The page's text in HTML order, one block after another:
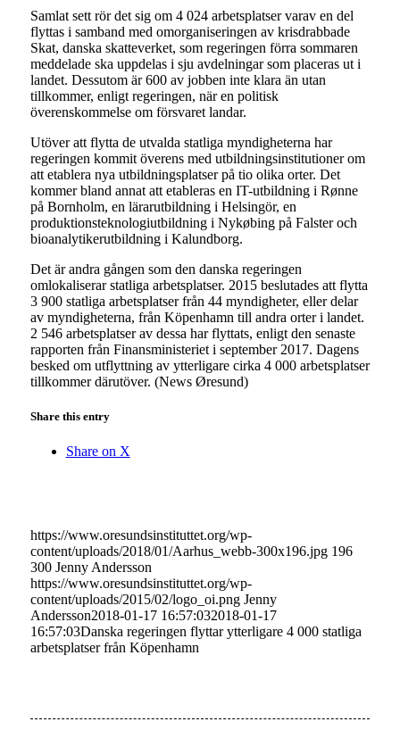
Samlat sett rör det sig om 4 024 arbetsplatser varav en del
flyttas i samband med omorganiseringen av krisdrabbade
Skat, danska skatteverket, som regeringen förra sommaren
meddelade ska uppdelas i sju avdelningar som placeras ut i
landet. Dessutom är 600 av jobben inte klara än utan
tillkommer, enligt regeringen, när en politisk
överenskommelse om försvaret landar.
Utöver att flytta de utvalda statliga myndigheterna har
regeringen kommit överens med utbildningsinstitutioner om
att etablera nya utbildningsplatser på tio olika orter. Det
kommer bland annat att etableras en IT-utbildning i Rønne
på Bornholm, en lärarutbildning i Helsingör, en
produktionsteknologiutbildning i Nykøbing på Falster och
bioanalytikerutbildning i Kalundborg.
Det är andra gången som den danska regeringen
omlokaliserar statliga arbetsplatser. 2015 beslutades att flytta
3 900 statliga arbetsplatser från 44 myndigheter, eller delar
av myndigheterna, från Köpenhamn till andra orter i landet.
2 546 arbetsplatser av dessa har flyttats, enligt den senaste
rapporten från Finansministeriet i september 2017. Dagens
besked om utflyttning av ytterligare cirka 4 000 arbetsplatser
tillkommer därutöver. (News Øresund)
Share this entry
Share on X
https://www.oresundsinstituttet.org/wp-
content/uploads/2018/01/Aarhus_webb-300x196.jpg 196
300 Jenny Andersson
https://www.oresundsinstituttet.org/wp-
content/uploads/2015/02/logo_oi.png Jenny
Andersson2018-01-17 16:57:032018-01-17
16:57:03Danska regeringen flyttar ytterligare 4 000 statliga
arbetsplatser från Köpenhamn